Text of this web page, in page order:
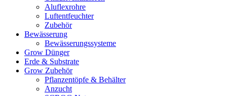
Aluflexrohre
Luftentfeuchter
Zubehör
Bewässerung
Bewässerungssysteme
Grow Dünger
Erde & Substrate
Grow Zubehör
Pflanzentöpfe & Behälter
Anzucht